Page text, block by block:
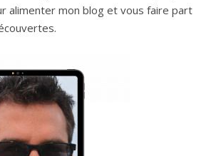
alimenter mon blog et vous faire part